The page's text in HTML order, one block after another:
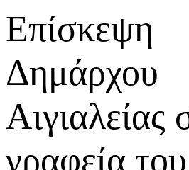
Επίσκεψη
Δημάρχου
Αιγιαλείας
γραφεία του